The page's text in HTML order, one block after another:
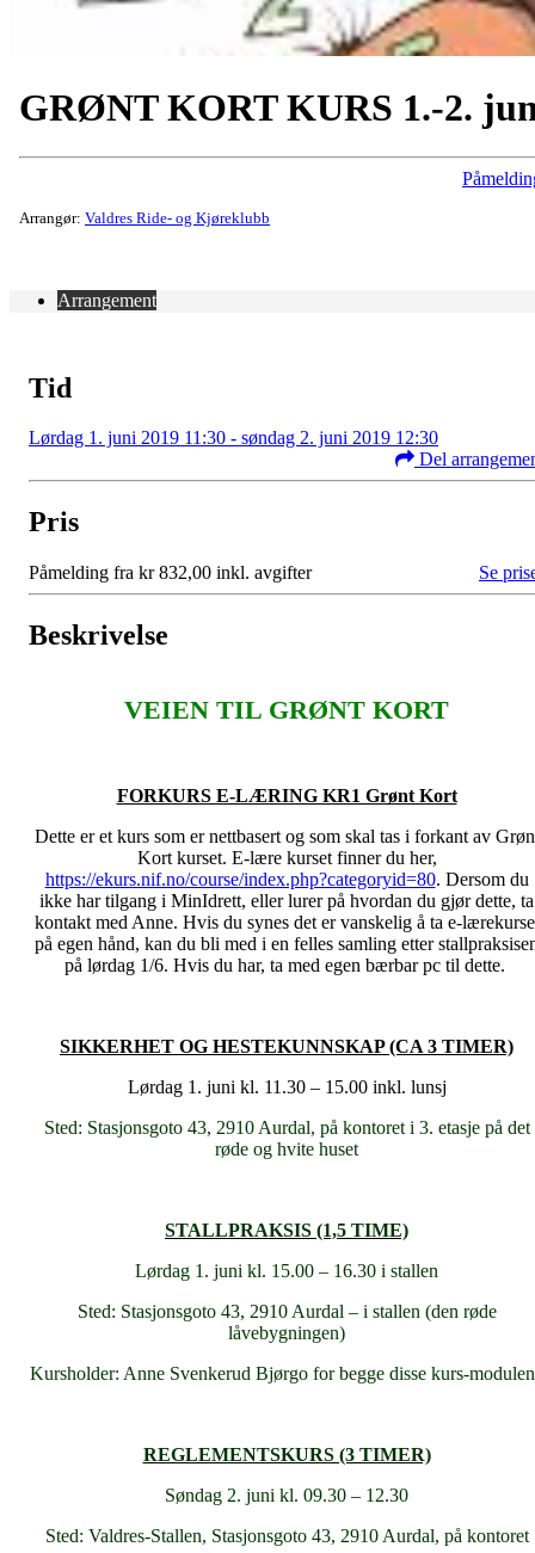
GRØNT KORT KURS 1.-2.
Arrangør: Valdres Ride- og Kjøreklubb
Arrangement
Tid
Lørdag 1. juni 2019 11:30 - søndag 2. juni 2019 12:30
Del
Pris
Påmelding fra kr 832,00 inkl. avgifter Se
Beskrivelse
VEIEN TIL GRØNT KORT
FORKURS E-LÆRING KR1 Grønt Kort
Dette er et kurs som er nettbasert og som skal tas i forkant av
Kort kurset. E-lære kurset finner du her,
https://ekurs.nif.no/course/index.php?categoryid=80. Dersom du
ikke har tilgang i MinIdrett, eller lurer på hvordan du gjør dette, ta
kontakt med Anne. Hvis du synes det er vanskelig å ta e-
på egen hånd, kan du bli med i en felles samling etter
på lørdag 1/6. Hvis du har, ta med egen bærbar pc til dette.
SIKKERHET OG HESTEKUNNSKAP (CA 3 TIMER)
Lørdag 1. juni kl. 11.30 – 15.00 inkl. lunsj
Sted: Stasjonsgoto 43, 2910 Aurdal, på kontoret i 3. etasje på det
røde og hvite huset
STALLPRAKSIS (1,5 TIME)
Lørdag 1. juni kl. 15.00 – 16.30 i stallen
Sted: Stasjonsgoto 43, 2910 Aurdal – i stallen (den røde
låvebygningen)
Kursholder: Anne Svenkerud Bjørgo for begge disse kurs-
REGLEMENTSKURS (3 TIMER)
Søndag 2. juni kl. 09.30 – 12.30
Sted: Valdres-Stallen, Stasjonsgoto 43, 2910 Aurdal, på kontoret